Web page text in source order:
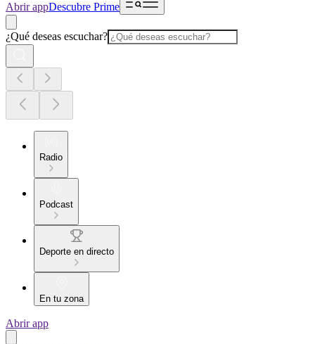
Abrir appDescubre Prime
¿Qué deseas escuchar?
Radio
Podcast
Deporte en directo
En tu zona
Abrir app